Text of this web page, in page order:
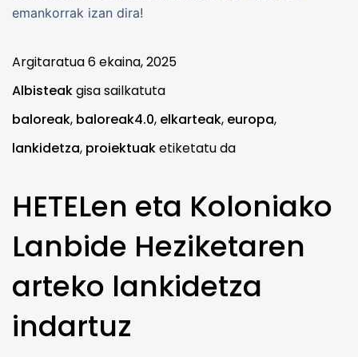
emankorrak izan dira!
Argitaratua6 ekaina, 2025
Albisteakgisa sailkatuta
baloreak, baloreak4.0, elkarteak, europa,
lankidetza, proiektuaketiketatu da
HETELen eta Koloniako
Lanbide Heziketaren
arteko lankidetza
indartuz